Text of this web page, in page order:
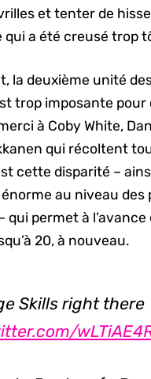
et tenter de
qui a été creusé trop
la deuxième unité
trop imposante pour
à Coby White,
qui récoltent
cette disparité –
au niveau des
qui permet à
20, à nouveau.
Skills right there